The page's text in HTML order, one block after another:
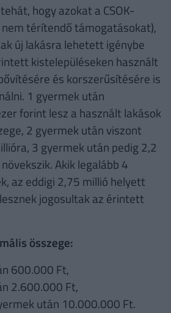
hogy azokat a CSOK-
térítendő támogatásokat),
új lakásra lehetett igénybe
kistelepüléseken használt
és korszerűsítésére is
1 gyermek után
forint lesz a használt lakások
2 gyermek után viszont
3 gyermek után pedig 2,2
Akik legalább 4
az eddigi 2,75 millió helyett
jogosultak az érintett
összege:
600.000 Ft,
2.600.000 Ft,
után 10.000.000 Ft.